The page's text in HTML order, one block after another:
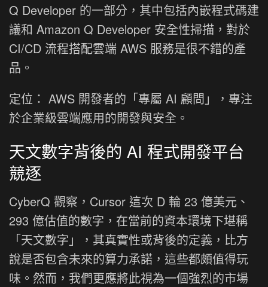
Q Developer 的一部分，其中包括內嵌程式碼建
議和 Amazon Q Developer 安全性掃描，對於
CI/CD 流程搭配雲端 AWS 服務是很不錯的產
品。
定位： AWS 開發者的「專屬 AI 顧問」，專注
於企業級雲端應用的開發與安全。
天文數字背後的 AI 程式開發平台
競逐
CyberQ 觀察，Cursor 這次 D 輪 23 億美元、
293 億估值的數字，在當前的資本環境下堪稱
「天文數字」，其真實性或背後的定義，比方
說是否包含未來的算力承諾，這些都頗值得玩
味。然而，我們更應將此視為一個強烈的市場